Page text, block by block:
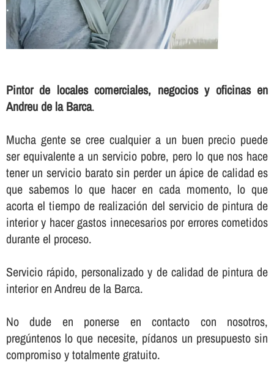
Pintor de locales comerciales, negocios y oficinas en
Andreu de la Barca.
Mucha gente se cree cualquier a un buen precio puede
ser equivalente a un servicio pobre, pero lo que nos hace
tener un servicio barato sin perder un ápice de calidad es
que sabemos lo que hacer en cada momento, lo que
acorta el tiempo de realización del servicio de pintura de
interior y hacer gastos innecesarios por errores cometidos
durante el proceso.
Servicio rápido, personalizado y de calidad de pintura de
interior en Andreu de la Barca.
No dude en ponerse en contacto con nosotros,
pregúntenos lo que necesite, pí­danos un presupuesto sin
compromiso y totalmente gratuito.